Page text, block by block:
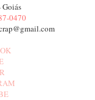
Goiás
0470